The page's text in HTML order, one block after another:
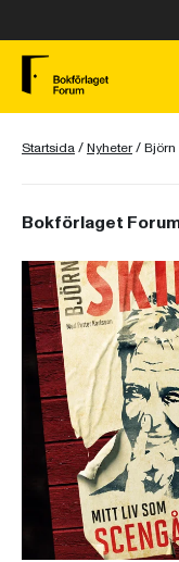
Startsida/Nyheter/
Bokförlaget